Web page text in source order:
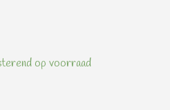
op voorraad